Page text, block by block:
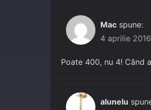
Mac spune:
4 aprilie
Poate 400, nu 4! Când
alunelu